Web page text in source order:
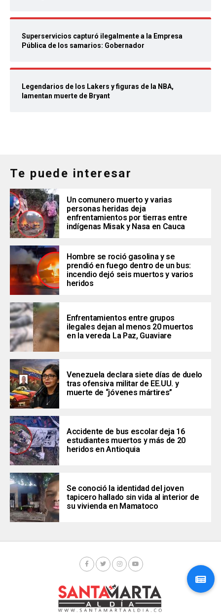
Superservicios capturó ilegalmente a la Empresa
Pública de los samarios: Gobernador
Legendarios de los Lakers y figuras de la NBA,
lamentan muerte de Bryant
Te puede interesar
Un comunero muerto y varias
personas heridas deja
enfrentamientos por tierras entre
indígenas Misak y Nasa en Cauca
Hombre se roció gasolina y se
prendió en fuego dentro de un bus:
incendio dejó seis muertos y varios
heridos
Enfrentamientos entre grupos
ilegales dejan al menos 20 muertos
en la vereda La Paz, Guaviare
Venezuela declara siete días de duelo
tras ofensiva militar de EE.UU. y
muerte de “jóvenes mártires”
Accidente de bus escolar deja 16
estudiantes muertos y más de 20
heridos en Antioquia
Se conoció la identidad del joven
tapicero hallado sin vida al interior de
su vivienda en Mamatoco